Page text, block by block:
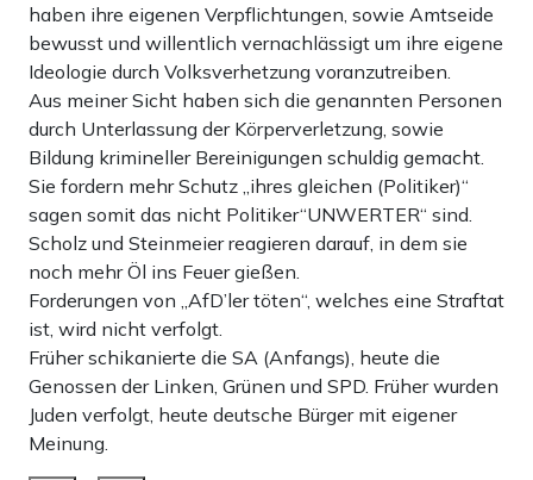
haben ihre eigenen Verpflichtungen, sowie Amtseide
bewusst und willentlich vernachlässigt um ihre eigene
Ideologie durch Volksverhetzung voranzutreiben.
Aus meiner Sicht haben sich die genannten Personen
durch Unterlassung der Körperverletzung, sowie
Bildung krimineller Bereinigungen schuldig gemacht.
Sie fordern mehr Schutz „ihres gleichen (Politiker)“
sagen somit das nicht Politiker“UNWERTER“ sind.
Scholz und Steinmeier reagieren darauf, in dem sie
noch mehr Öl ins Feuer gießen.
Forderungen von „AfD’ler töten“, welches eine Straftat
ist, wird nicht verfolgt.
Früher schikanierte die SA (Anfangs), heute die
Genossen der Linken, Grünen und SPD. Früher wurden
Juden verfolgt, heute deutsche Bürger mit eigener
Meinung.